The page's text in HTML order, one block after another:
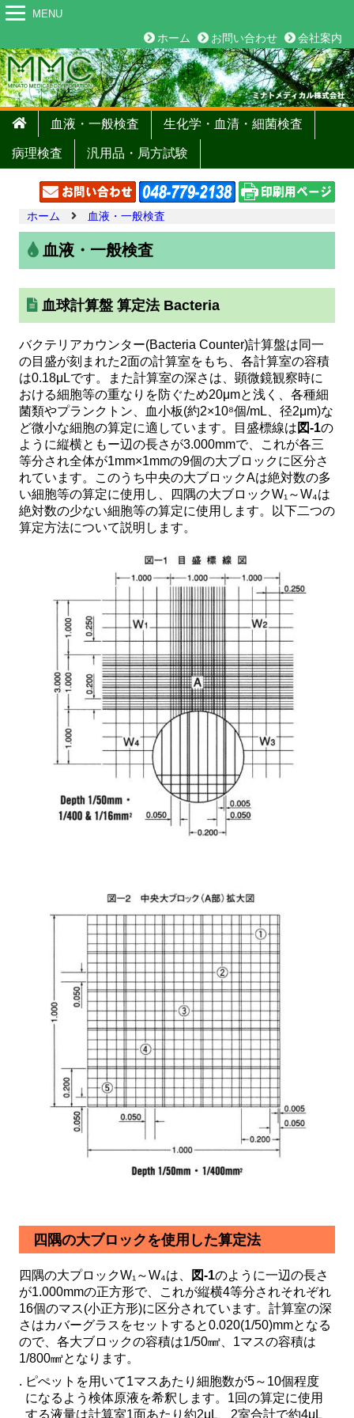
MENU
ホーム お問い合わせ 会社案内
血液・一般検査 生化学・血清・細菌検査
病理検査 汎用品・局方試験
ホーム 血液・一般検査
血液・一般検査
血球計算盤 算定法 Bacteria
バクテリアカウンター(Bacteria Counter)計算盤は同一
の目盛が刻まれた2面の計算室をもち、各計算室の容積
は0.18μLです。また計算室の深さは、顕微鏡観察時に
おける細胞等の重なりを防ぐため20μmと浅く、各種細
菌類やプランクトン、血小板(約2×10⁸個/mL、径2μm)な
ど微小な細胞の算定に適しています。目盛標線は 図-1の
ように縦横ともー辺の長さが3.000mmで、これが各三
等分され全体が1mm×1mmの9個の大ブロックに区分さ
れています。このうち中央の大ブロックAは絶対数の多
い細胞等の算定に使用し、四隅の大ブロックW₁～W₄は
絶対数の少ない細胞等の算定に使用します。以下二つの
算定方法について説明します。
四隅の大ブロックを使用した算定法
四隅の大プロックW₁～W₄は、 図-1のように一辺の長さ
が1.000mmの正方形で、これが縦横4等分されそれぞれ
16個のマス(小正方形)に区分されています。計算室の深
さはカバーグラスをセットすると0.020(1/50)mmとなる
ので、各大ブロックの容積は1/50㎣、1マスの容積は
1/800㎣となります。
ピぺットを用いて1マスあたり細胞数が5～10個程度
になるよう検体原液を希釈します。1回の算定に使用
する液量は計算室1面あたり約2μL、2室合計で約4μL